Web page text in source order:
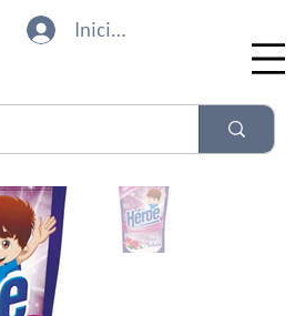
Iniciar sesión